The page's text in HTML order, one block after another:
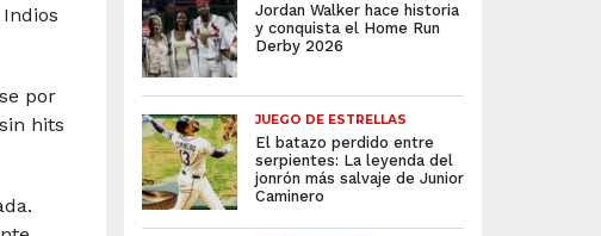
por
hits
Jordan Walker hace historia
y conquista el Home Run
Derby 2026
JUEGO DE ESTRELLAS
El batazo perdido entre
serpientes: La leyenda del
jonrón más salvaje de Junior
Caminero